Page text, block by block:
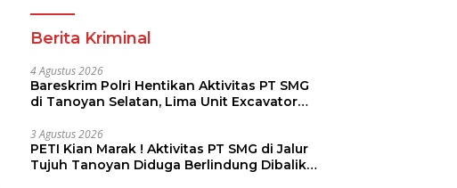
Pramuka
Berita Kriminal
4 Agustus 2026
Bareskrim Polri Hentikan Aktivitas PT SMG
di Tanoyan Selatan, Lima Unit Excavator
3 Agustus 2026
PETI Kian Marak ! Aktivitas PT SMG di Jalur
Tujuh Tanoyan Diduga Berlindung Dibalik